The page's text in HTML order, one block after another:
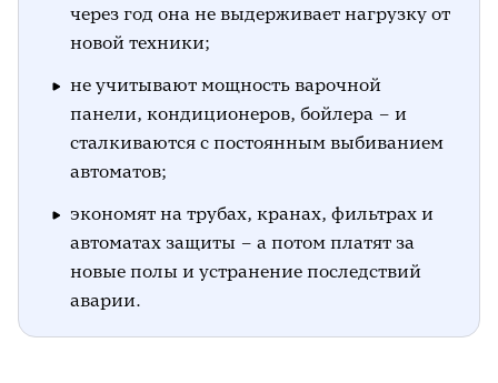
через год она не выдерживает нагрузку от
новой техники;
не учитывают мощность варочной
панели, кондиционеров, бойлера – и
сталкиваются с постоянным выбиванием
автоматов;
экономят на трубах, кранах, фильтрах и
автоматах защиты – а потом платят за
новые полы и устранение последствий
аварии.